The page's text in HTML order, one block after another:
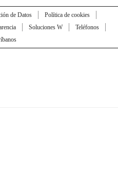
de Datos
Política de cookies
Soluciones W
Teléfonos